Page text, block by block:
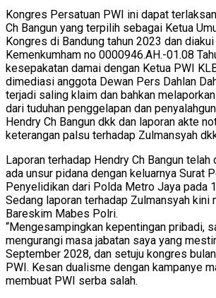
Kongres Persatuan PWI ini dapat
Ch Bangun yang terpilih sebagai Ketua
Kongres di Bandung tahun 2023 dan
Kemenkumham no 0000946.AH.-01.08
kesepakatan damai dengan Ketua PWI
dimediasi anggota Dewan Pers Dahlan
terjadi saling klaim dan bahkan
dari tuduhan penggelapan dan
Hendry Ch Bangun dkk dan laporan akte
keterangan palsu terhadap Zulmansyah
Laporan terhadap Hendry Ch Bangun
ada unsur pidana dengan keluarnya Surat
Penyelidikan dari Polda Metro Jaya pada
Sedang laporan terhadap Zulmansyah
Bareskim Mabes Polri.
“Mengesampingkan kepentingan pribadi,
mengurangi masa jabatan saya yang
September 2028, dan setuju kongres
PWI. Kesan dualisme dengan kampanye
membuat PWI serba salah.